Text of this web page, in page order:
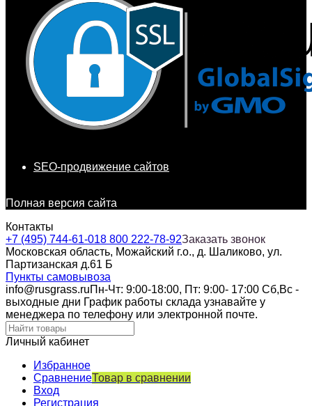
SEO-продвижение сайтов
Полная версия сайта
Контакты
+7 (495) 744-61-018 800 222-78-92Заказать звонок
Московская область, Можайский г.о., д. Шаликово, ул.
Партизанская д.61 Б
Пункты самовывоза
info@rusgrass.ruПн-Чт: 9:00-18:00, Пт: 9:00- 17:00 Сб,Вс -
выходные дни График работы склада узнавайте у
менеджера по телефону или электронной почте.
Личный кабинет
Избранное
СравнениеТовар в сравнении
Вход
Регистрация